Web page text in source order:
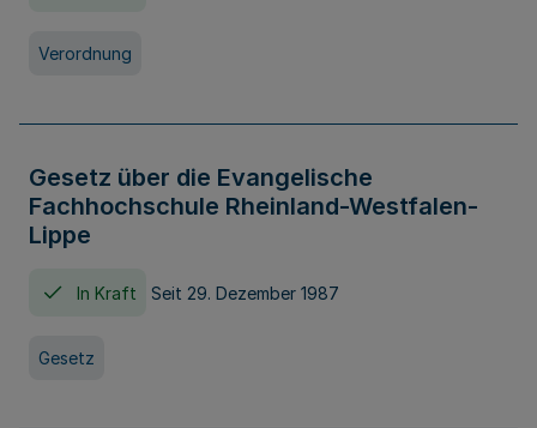
Verordnung
Gesetz über die Evangelische
Fachhochschule Rheinland-Westfalen-
Lippe
In Kraft Seit 29. Dezember 1987
Gesetz